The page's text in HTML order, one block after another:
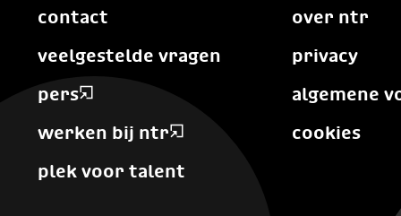
contact
veelgestelde vragen
pers
werken bij ntr
plek voor talent
over ntr
privacy
algemene
cookies